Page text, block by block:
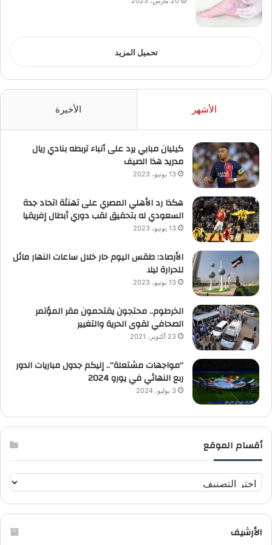
تحميل المزيد
الأشهر الأخيرة
كيليان مبابي يرد على أنباء تربطه بنادي ريال
مدريد هذا الصيف
13 يونيو، 2023
هكذا رد الأهلي المصري على تهنئة اتحاد جدة
السعودي له بتحقيق لقب دوري أبطال إفريقيا
13 يونيو، 2023
الأرصاد: طقس اليوم حار خلال ساعات النهار مائل
للحرارة ليلا
13 يونيو، 2023
الخرطوم.. محتجون يقتحمون مقر المؤتمر
الصحافي لقوى الحرية والتغيير
23 أكتوبر، 2021
“مواجهات مشتعلة”.. إليكم جدول مباريات الدور
ربع النهائي في يورو 2024
3 يوليو، 2024
أقسام الموقع
ق
س
م
الأرشيف